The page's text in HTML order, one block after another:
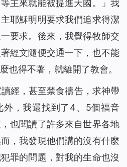
主來就能被提進天國。」我
耶穌明明要求我們追求得潔
要求。後來，我覺得牧師交
經文隨便交通一下，也不能
也得不著，就離開了教會。
經，甚至禁食禱告，求神帶
外，我還找到了4、5個福音
也閱讀了許多來自世界各地
，我發現他們講的沒有什麼
罪的問題，對我的生命也沒